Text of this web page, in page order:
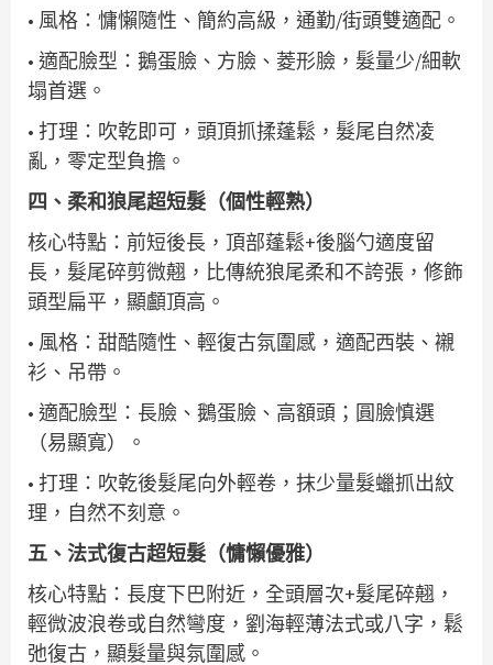
• 風格：慵懶隨性、簡約高級，通勤/街頭雙適配。
• 適配臉型：鵝蛋臉、方臉、菱形臉，髮量少/細軟
塌首選。
• 打理：吹乾即可，頭頂抓揉蓬鬆，髮尾自然凌
亂，零定型負擔。
四、柔和狼尾超短髮（個性輕熟）
核心特點：前短後長，頂部蓬鬆+後腦勺適度留
長，髮尾碎剪微翹，比傳統狼尾柔和不誇張，修飾
頭型扁平，顯顱頂高。
• 風格：甜酷隨性、輕復古氛圍感，適配西裝、襯
衫、吊帶。
• 適配臉型：長臉、鵝蛋臉、高額頭；圓臉慎選
（易顯寬）。
• 打理：吹乾後髮尾向外輕卷，抹少量髮蠟抓出紋
理，自然不刻意。
五、法式復古超短髮（慵懶優雅）
核心特點：長度下巴附近，全頭層次+髮尾碎翹，
輕微波浪卷或自然彎度，劉海輕薄法式或八字，鬆
弛復古，顯髮量與氛圍感。